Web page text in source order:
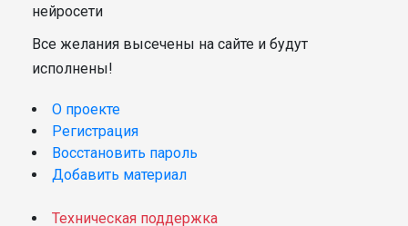
нейросети
Все желания высечены на сайте и будут
исполнены!
О проекте
Регистрация
Восстановить пароль
Добавить материал
Техническая поддержка